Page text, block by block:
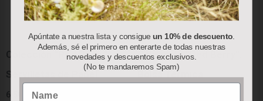
Colección “Red Berry”:
Servilletas de Papel
6.50
Colección “Red Berry”:
Bolsa Térmica
Apúntate a nuestra lista y consigue un 10% de descuento
Además, sé el primero en enterarte de todas nuestras
novedades y descuentos exclusivos.
(No te mandaremos Spam)
Name